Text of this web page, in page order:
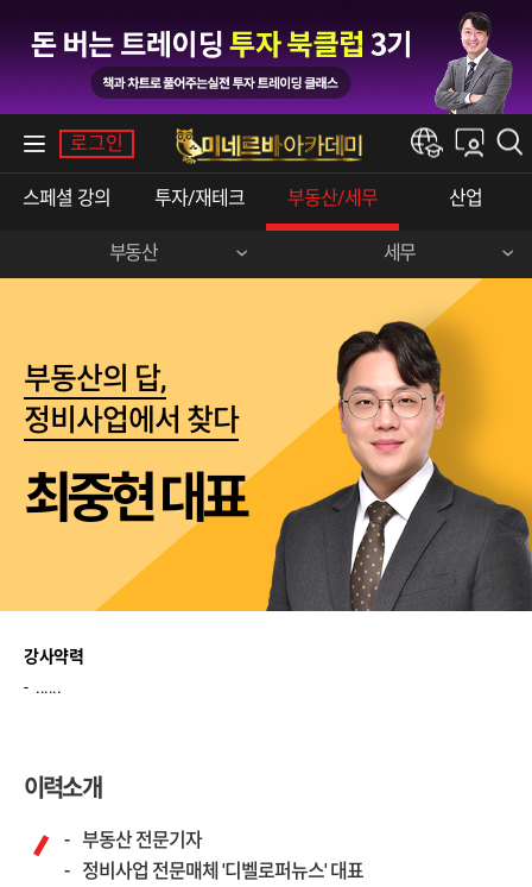
로그인
스페셜 강의 투자/재테크 부동산/세무 산업
한경e아카데미
내강의실
부동산 세무
지병근(부동산 절세)
부동산의 답,
정비사업에서 찾다
최중현 대표
강사약력
......
이력소개
부동산 전문기자
정비사업 전문매체 '디벨로퍼뉴스' 대표